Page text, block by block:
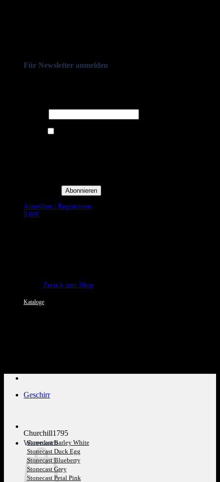
Für Newsletter anmelden
Anmelden / Registrieren
0,00€
Zurück zum Shop
Kataloge
Warenkorb
Geschirr
Churchill1795
Stonecast Barley White
Stonecast Duck Egg
Stonecast Blueberry
Stonecast Grey
Stonecast Petal Pink